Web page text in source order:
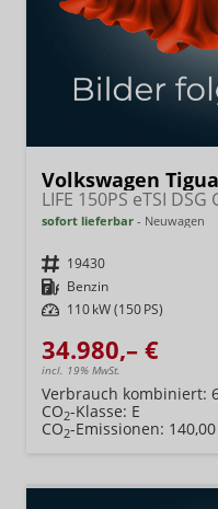
Volkswagen
sofort lieferbar Neuwagen
Fahrzeugnr. 19430
Kraftstoff Benzin
Leistung 110 kW (150 PS)
34.980,– €
incl. 19% MwSt.
Verbrauch kombiniert:
CO2-Klasse: E
CO2-Emissionen: